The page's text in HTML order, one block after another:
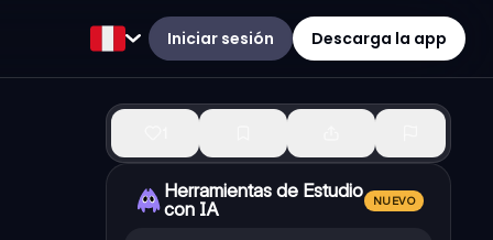
Iniciar sesión Descarga la app
Herramientas de Estudio
con IA
NUEVO